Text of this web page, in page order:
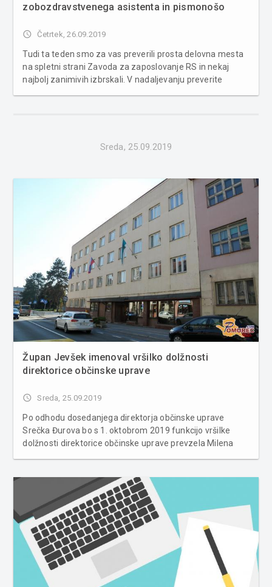
zobozdravstvenega asistenta in pismonošo
access_time Četrtek, 26.09.2019
Tudi ta teden smo za vas preverili prosta delovna mesta
na spletni strani Zavoda za zaposlovanje RS in nekaj
najbolj zanimivih izbrskali. V nadaljevanju preverite
Sreda, 25.09.2019
Župan Jevšek imenoval vršilko dolžnosti
direktorice občinske uprave
access_time Sreda, 25.09.2019
Po odhodu dosedanjega direktorja občinske uprave
Srečka Đurova bo s 1. oktobrom 2019 funkcijo vršilke
dolžnosti direktorice občinske uprave prevzela Milena